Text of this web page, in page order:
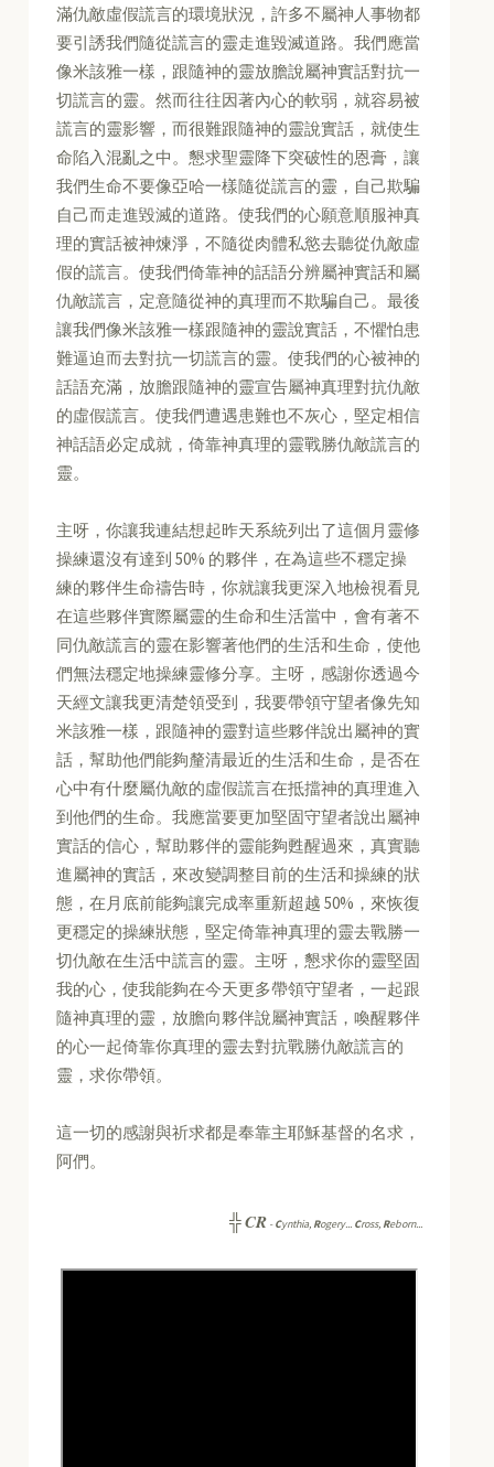
滿仇敵虛假謊言的環境狀況，許多不屬神人事物都
要引誘我們隨從謊言的靈走進毀滅道路。我們應當
像米該雅一樣，跟隨神的靈放膽說屬神實話對抗一
切謊言的靈。然而往往因著內心的軟弱，就容易被
謊言的靈影響，而很難跟隨神的靈說實話，就使生
命陷入混亂之中。懇求聖靈降下突破性的恩膏，讓
我們生命不要像亞哈一樣隨從謊言的靈，自己欺騙
自己而走進毀滅的道路。使我們的心願意順服神真
理的實話被神煉淨，不隨從肉體私慾去聽從仇敵虛
假的謊言。使我們倚靠神的話語分辨屬神實話和屬
仇敵謊言，定意隨從神的真理而不欺騙自己。最後
讓我們像米該雅一樣跟隨神的靈說實話，不懼怕患
難逼迫而去對抗一切謊言的靈。使我們的心被神的
話語充滿，放膽跟隨神的靈宣告屬神真理對抗仇敵
的虛假謊言。使我們遭遇患難也不灰心，堅定相信
神話語必定成就，倚靠神真理的靈戰勝仇敵謊言的
靈。
主呀，你讓我連結想起昨天系統列出了這個月靈修
操練還沒有達到 50% 的夥伴，在為這些不穩定操
練的夥伴生命禱告時，你就讓我更深入地檢視看見
在這些夥伴實際屬靈的生命和生活當中，會有著不
同仇敵謊言的靈在影響著他們的生活和生命，使他
們無法穩定地操練靈修分享。主呀，感謝你透過今
天經文讓我更清楚領受到，我要帶領守望者像先知
米該雅一樣，跟隨神的靈對這些夥伴說出屬神的實
話，幫助他們能夠釐清最近的生活和生命，是否在
心中有什麼屬仇敵的虛假謊言在抵擋神的真理進入
到他們的生命。我應當要更加堅固守望者說出屬神
實話的信心，幫助夥伴的靈能夠甦醒過來，真實聽
進屬神的實話，來改變調整目前的生活和操練的狀
態，在月底前能夠讓完成率重新超越 50%，來恢復
更穩定的操練狀態，堅定倚靠神真理的靈去戰勝一
切仇敵在生活中謊言的靈。主呀，懇求你的靈堅固
我的心，使我能夠在今天更多帶領守望者，一起跟
隨神真理的靈，放膽向夥伴說屬神實話，喚醒夥伴
的心一起倚靠你真理的靈去對抗戰勝仇敵謊言的
靈，求你帶領。
這一切的感謝與祈求都是奉靠主耶穌基督的名求，
阿們。
╬CR -Cynthia, Rogery... Cross, Reborn...